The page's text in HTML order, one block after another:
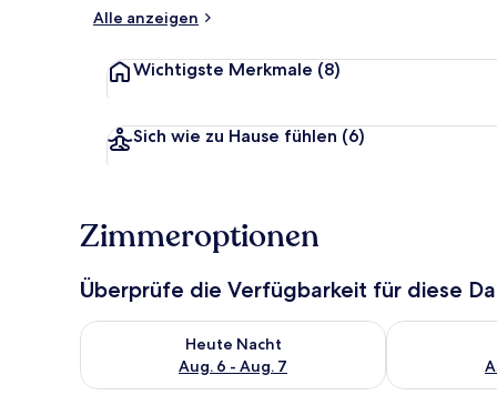
Alle anzeigen
Wichtigste Merkmale (8)
Sich wie zu Hause fühlen (6)
Zimmeroptionen
Überprüfe die Verfügbarkeit für diese
Heute Nacht
Aug. 6 - Aug. 7
Überprüfe die Verfügbarkeit für heute Nacht, Aug. 6
Überprüfe